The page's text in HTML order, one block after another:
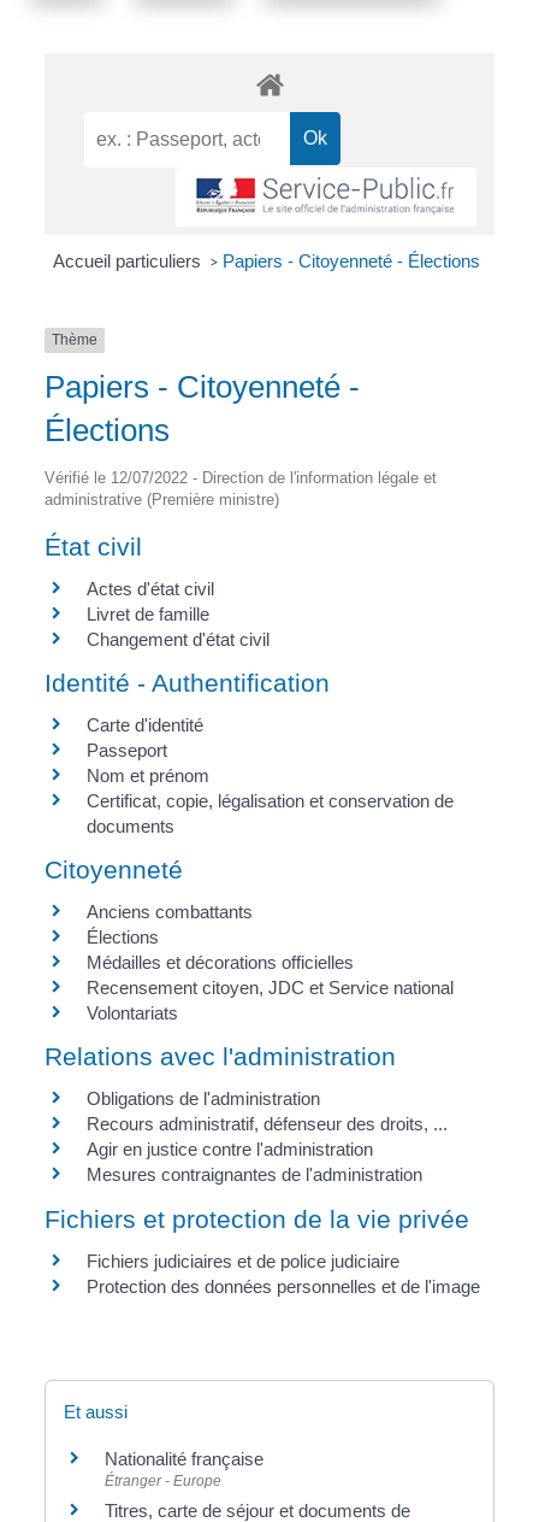
Accueil particuliers > Papiers - Citoyenneté - Élections
Thème
Papiers - Citoyenneté -
Élections
Vérifié le 12/07/2022 - Direction de l'information légale et
administrative (Première ministre)
État civil
Actes d'état civil
Livret de famille
Changement d'état civil
Identité - Authentification
Carte d'identité
Passeport
Nom et prénom
Certificat, copie, légalisation et conservation de
documents
Citoyenneté
Anciens combattants
Élections
Médailles et décorations officielles
Recensement citoyen, JDC et Service national
Volontariats
Relations avec l'administration
Obligations de l'administration
Recours administratif, défenseur des droits, ...
Agir en justice contre l'administration
Mesures contraignantes de l'administration
Fichiers et protection de la vie privée
Fichiers judiciaires et de police judiciaire
Protection des données personnelles et de l'image
Et aussi
Nationalité française
Étranger - Europe
Titres, carte de séjour et documents de